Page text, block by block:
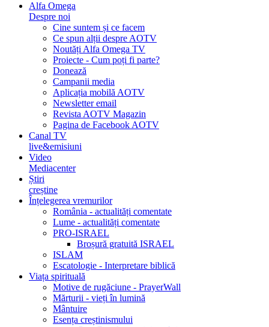
Alfa Omega
Despre noi
Cine suntem și ce facem
Ce spun alții despre AOTV
Noutăți Alfa Omega TV
Proiecte - Cum poți fi parte?
Donează
Campanii media
Aplicația mobilă AOTV
Newsletter email
Revista AOTV Magazin
Pagina de Facebook AOTV
Canal TV
live&emisiuni
Video
Mediacenter
Știri
creștine
Înțelegerea vremurilor
România - actualități comentate
Lume - actualități comentate
PRO-ISRAEL
Broșură gratuită ISRAEL
ISLAM
Escatologie - Interpretare biblică
Viața spirituală
Motive de rugăciune - PrayerWall
Mărturii - vieți în lumină
Mântuire
Esența creștinismului